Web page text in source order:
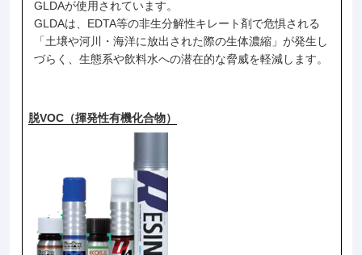
GLDAが使用されています。
GLDAは、EDTA等の非生分解性キレート剤で危惧される
「土壌や河川・海洋に放出された際の生体濃縮」が発生し
づらく、生態系や飲料水への潜在的な脅威を軽減します。
脱VOC（揮発性有機化合物）